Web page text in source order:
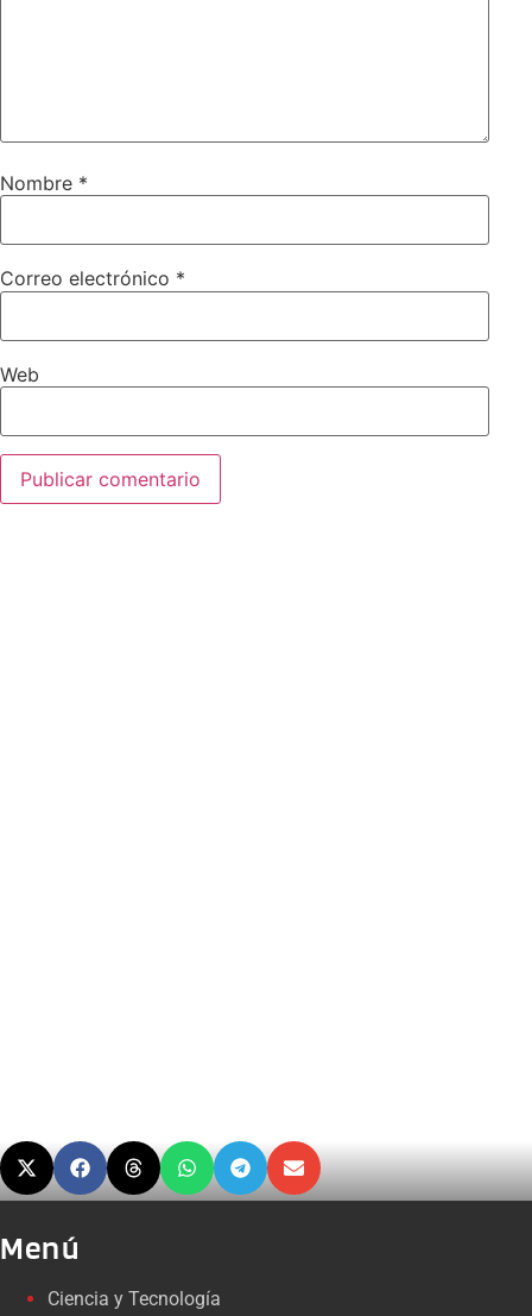
Nombre *
Correo electrónico *
Web
Menú
Ciencia y Tecnología